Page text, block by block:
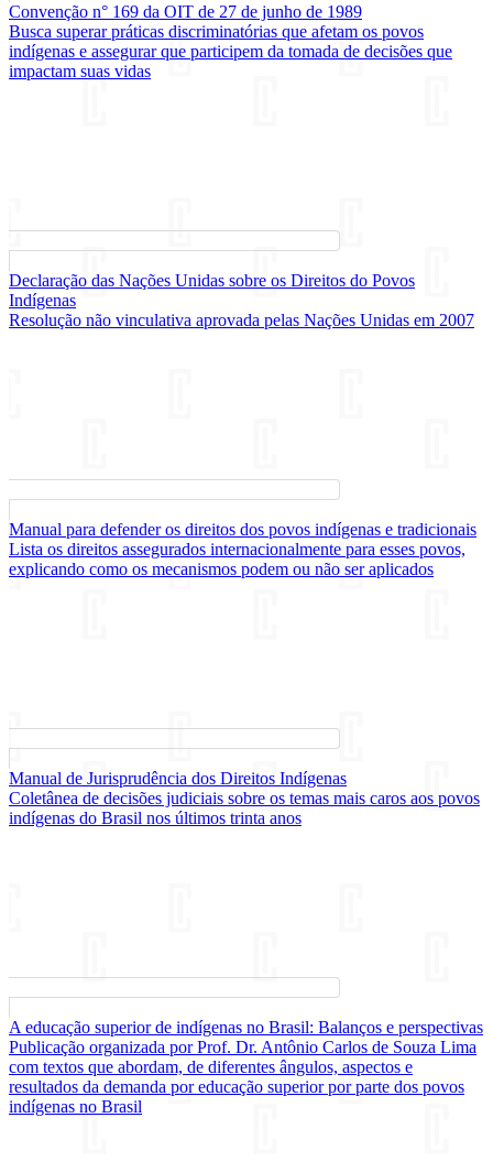
Convenção n° 169 da OIT de 27 de junho de 1989
Busca superar práticas discriminatórias que afetam os povos
indígenas e assegurar que participem da tomada de decisões que
impactam suas vidas
Declaração das Nações Unidas sobre os Direitos do Povos
Indígenas
Resolução não vinculativa aprovada pelas Nações Unidas em 2007
Manual para defender os direitos dos povos indígenas e tradicionais
Lista os direitos assegurados internacionalmente para esses povos,
explicando como os mecanismos podem ou não ser aplicados
Manual de Jurisprudência dos Direitos Indígenas
Coletânea de decisões judiciais sobre os temas mais caros aos povos
indígenas do Brasil nos últimos trinta anos
A educação superior de indígenas no Brasil: Balanços e perspectivas
Publicação organizada por Prof. Dr. Antônio Carlos de Souza Lima
com textos que abordam, de diferentes ângulos, aspectos e
resultados da demanda por educação superior por parte dos povos
indígenas no Brasil